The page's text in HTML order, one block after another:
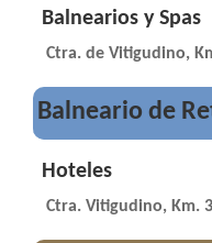
Balnearios y Spas
Ctra. de Vitigudino,
Balneario de
Hoteles
Ctra. Vitigudino, Km.